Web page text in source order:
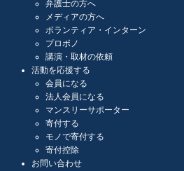
弁護士の方へ
メディアの方へ
ボランティア・インターン
プロボノ
講演・取材の依頼
活動を応援する
会員になる
法人会員になる
マンスリーサポーター
寄付する
モノで寄付する
寄付控除
お問い合わせ